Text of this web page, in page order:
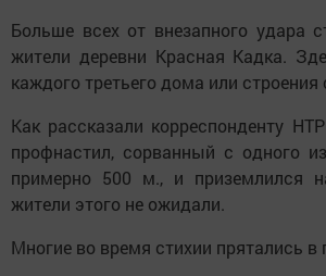
Больше всех от внезапного удара
жители деревни Красная Кадка.
каждого третьего дома или
Как рассказали корреспонденту
профнастил, сорванный с одного
примерно 500 м., и приземлился
жители этого не ожидали.
Многие во время стихии прятались в